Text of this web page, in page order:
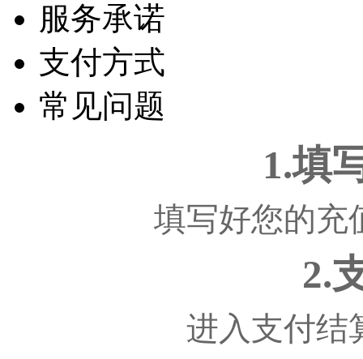
服务承诺
支付方式
常见问题
1.填
填写好您的充
2.
进入支付结